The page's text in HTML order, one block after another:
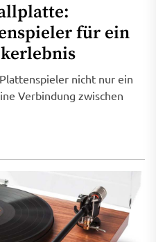
für ein
nicht nur ein
Verbindung zwischen